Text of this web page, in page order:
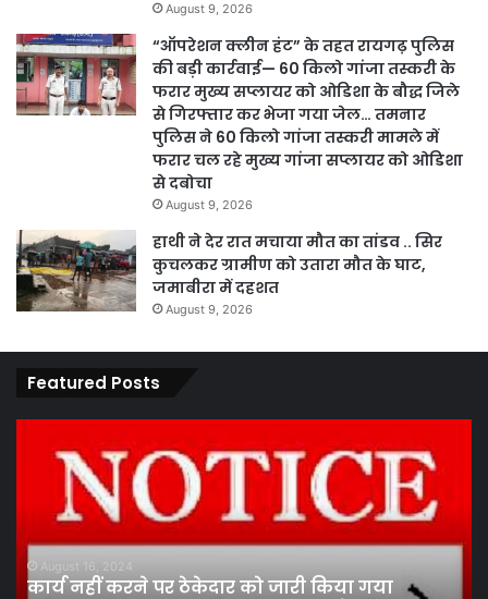
August 9, 2026
“ऑपरेशन क्लीन हंट” के तहत रायगढ़ पुलिस
की बड़ी कार्रवाई— 60 किलो गांजा तस्करी के
फरार मुख्य सप्लायर को ओडिशा के बौद्ध जिले
से गिरफ्तार कर भेजा गया जेल… तमनार
पुलिस ने 60 किलो गांजा तस्करी मामले में
फरार चल रहे मुख्य गांजा सप्लायर को ओडिशा
से दबोचा
August 9, 2026
हाथी ने देर रात मचाया मौत का तांडव .. सिर
कुचलकर ग्रामीण को उतारा मौत के घाट,
जमाबीरा में दहशत
August 9, 2026
Featured Posts
ठेकेदार
को
जारी
किया
August 16, 2024
कार्य नहीं करने पर ठेकेदार को जारी किया गया